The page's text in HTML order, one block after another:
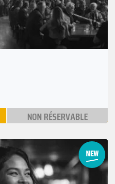
NON RÉSERVABLE